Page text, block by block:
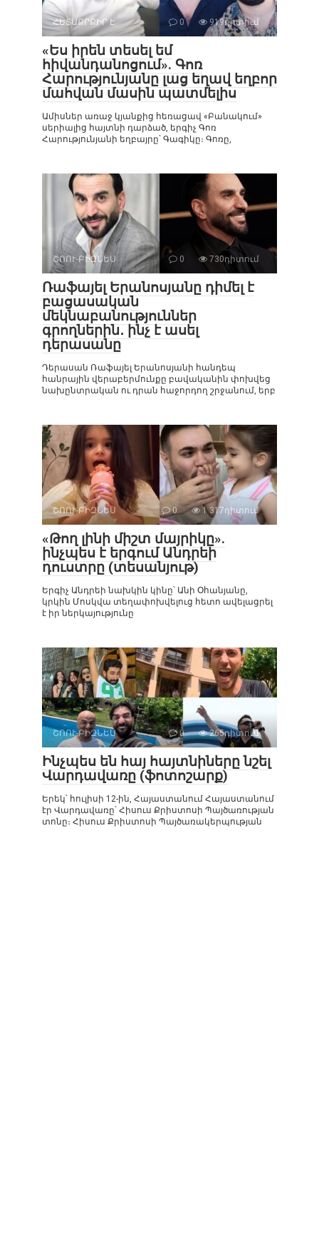
ՀԵՏԱՔՐՔԻՐ Է 0 919դիտում
«Ես իրեն տեսել եմ
հիվանդանոցում». Գոռ
Հարությունյանը լաց եղավ եղբոր
մահվան մասին պատմելիս
Ամիսներ առաջ կյանքից հեռացավ «Բանակում»
սերիալից հայտնի դարձած, երգիչ Գոռ
Հարությունյանի եղբայրը՝ Գագիկը։ Գոռը,
ՇՈՈՒ-ԲԻԶՆԵՍ 0 730դիտում
Ռաֆայել Երանոսյանը դիմել է
բացասական
մեկնաբանություններ
գրողներին․ ինչ է ասել
դերասանը
Դերասան Ռաֆայել Երանոսյանի հանդեպ
հանրային վերաբերմունքը բավականին փոխվեց
նախընտրական ու դրան հաջորդող շրջանում, երբ
ՇՈՈՒ-ԲԻԶՆԵՍ 0 1 317դիտում
«Թող լինի միշտ մայրիկը».
ինչպես է երգում Անդրեի
դուստրը (տեսանյութ)
Երգիչ Անդրեի նախկին կինը՝ Անի Օհանյանը,
կրկին Մոսկվա տեղափոխվելուց հետո ավելացրել
է իր ներկայությունը
ՇՈՈՒ-ԲԻԶՆԵՍ 0 265դիտում
Ինչպես են հայ հայտնիները նշել
Վարդավառը (ֆոտոշարք)
Երեկ՝ հուլիսի 12-ին, Հայաստանում Հայաստանում
էր Վարդավառը՝ Հիսուս Քրիստոսի Պայծառության
տոնը։ Հիսուս Քրիստոսի Պայծառակերպության